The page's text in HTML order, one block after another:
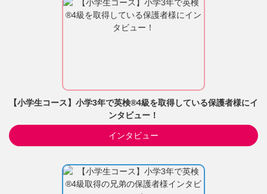
【小学生コース】小学3年で英検®4級を取得している保護者様にイ
ンタビュー！
インタビュー